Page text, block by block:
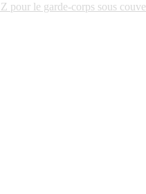
pour le garde-corps sous